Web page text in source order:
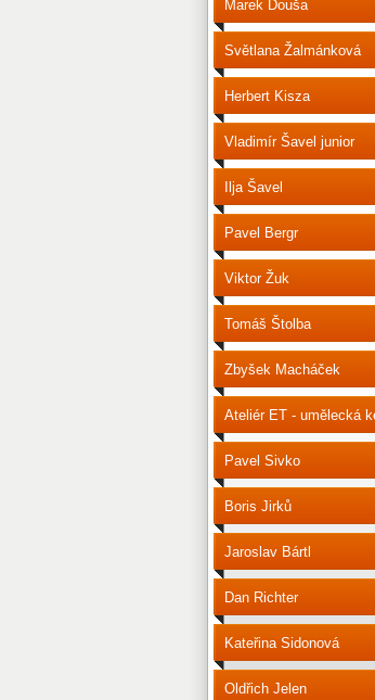
Marek Douša
Světlana Žalmánková
Herbert Kisza
Vladimír Šavel junior
Ilja Šavel
Pavel Bergr
Viktor Žuk
Tomáš Štolba
Zbyšek Macháček
Ateliér ET - umělecká
Pavel Sivko
Boris Jirků
Jaroslav Bártl
Dan Richter
Kateřina Sidonová
Oldřich Jelen